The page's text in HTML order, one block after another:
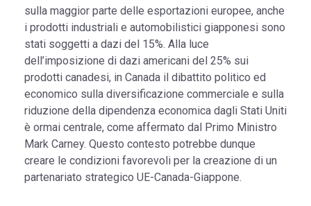
sulla maggior parte delle esportazioni europee, anche
i prodotti industriali e automobilistici giapponesi sono
stati soggetti a dazi del 15%. Alla luce
dell’imposizione di dazi americani del 25% sui
prodotti canadesi, in Canada il dibattito politico ed
economico sulla diversificazione commerciale e sulla
riduzione della dipendenza economica dagli Stati Uniti
è ormai centrale, come affermato dal Primo Ministro
Mark Carney. Questo contesto potrebbe dunque
creare le condizioni favorevoli per la creazione di un
partenariato strategico UE-Canada-Giappone.